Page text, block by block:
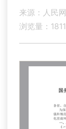
来源：人民网
浏览量： 1811